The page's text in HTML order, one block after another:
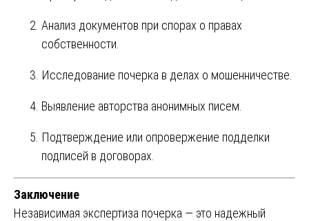
Анализ документов при спорах о правах
собственности.
Исследование почерка в делах о мошенничестве.
Выявление авторства анонимных писем.
Подтверждение или опровержение подделки
подписей в договорах.
Заключение
Независимая экспертиза почерка — это надежный